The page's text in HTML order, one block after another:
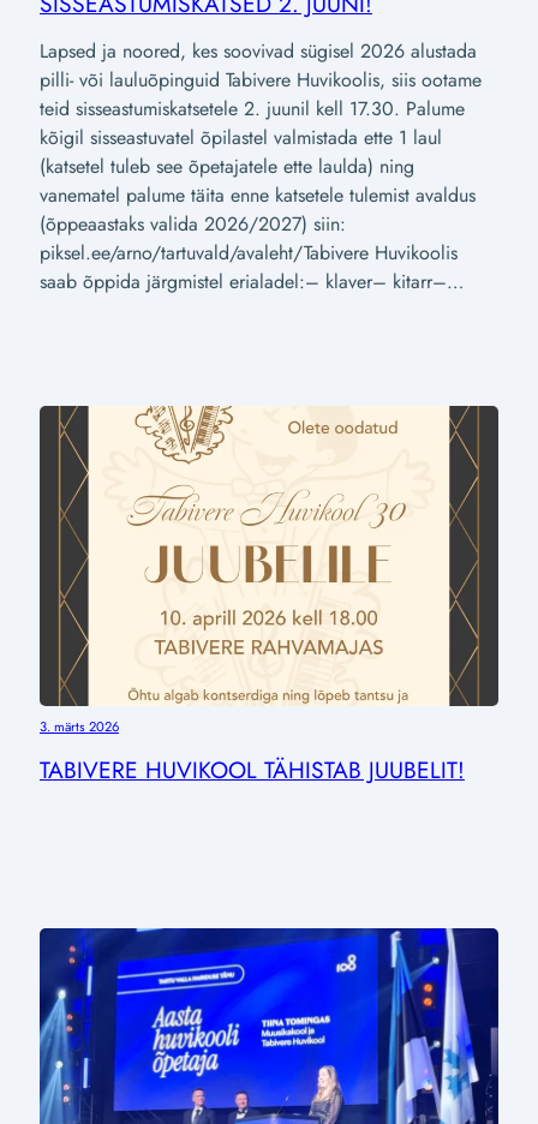
Lapsed ja noored, kes soovivad sügisel 2026 alustada
pilli- või lauluõpinguid Tabivere Huvikoolis, siis ootame
teid sisseastumiskatsetele 2. juunil kell 17.30. Palume
kõigil sisseastuvatel õpilastel valmistada ette 1 laul
(katsetel tuleb see õpetajatele ette laulda) ning
vanematel palume täita enne katsetele tulemist avaldus
(õppeaastaks valida 2026/2027) siin:
piksel.ee/arno/tartuvald/avaleht/Tabivere Huvikoolis
saab õppida järgmistel erialadel:– klaver– kitarr–…
3. märts 2026
TABIVERE HUVIKOOL TÄHISTAB JUUBELIT!